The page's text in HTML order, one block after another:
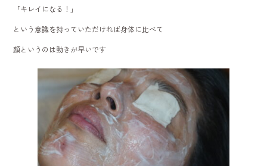
「キレイになる！」
という意識を持っていただければ身体に比べて
顔というのは動きが早いです